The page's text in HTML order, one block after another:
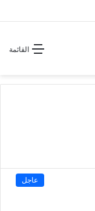
القائمة
عاجل